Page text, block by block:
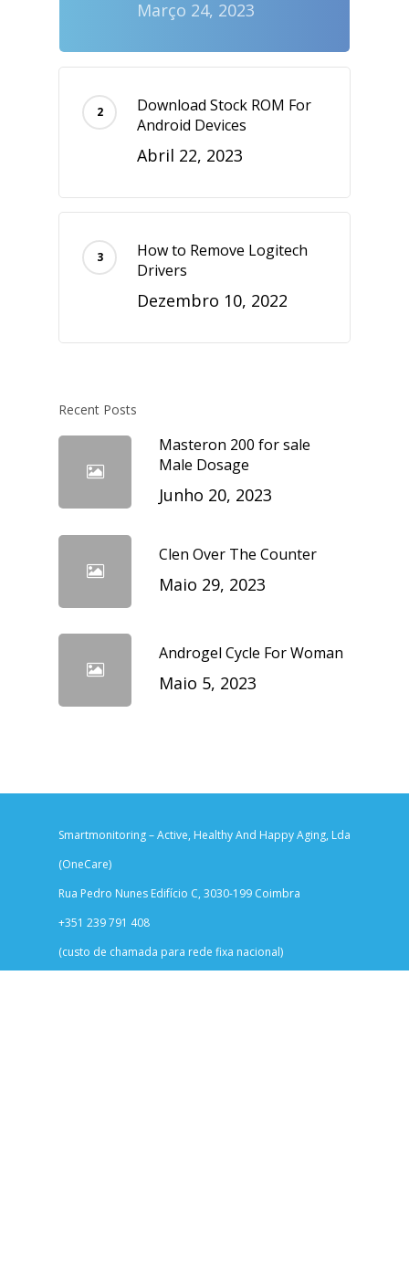
Março 24, 2023
Download Stock ROM For
Android Devices
Abril 22, 2023
How to Remove Logitech
Drivers
Dezembro 10, 2022
Recent Posts
Masteron 200 for sale
Male Dosage
Junho 20, 2023
Clen Over The Counter
Maio 29, 2023
Androgel Cycle For Woman
Maio 5, 2023
Smartmonitoring – Active, Healthy And Happy Aging, Lda
(OneCare)
Rua Pedro Nunes Edifício C, 3030-199 Coimbra
+351 239 791 408
(custo de chamada para rede fixa nacional)